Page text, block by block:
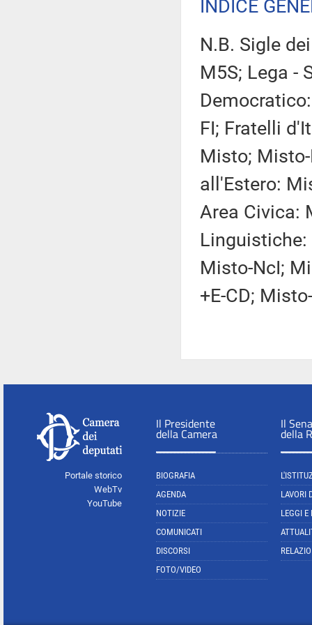
INDICE
N.B. Sigle
M5S; Lega -
FI; Fratelli
Misto;
all'Estero:
Area Civica:
Misto-NcI;
+E-CD;
Portale storico
WebTv
YouTube
Il Presidente
della Camera
BIOGRAFIA
AGENDA
NOTIZIE
COMUNICATI
DISCORSI
FOTO/VIDEO
Il
della
LAVORI
LEGGI E